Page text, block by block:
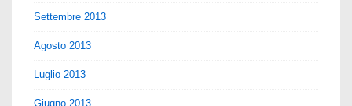
Settembre 2013
Agosto 2013
Luglio 2013
Giugno 2013